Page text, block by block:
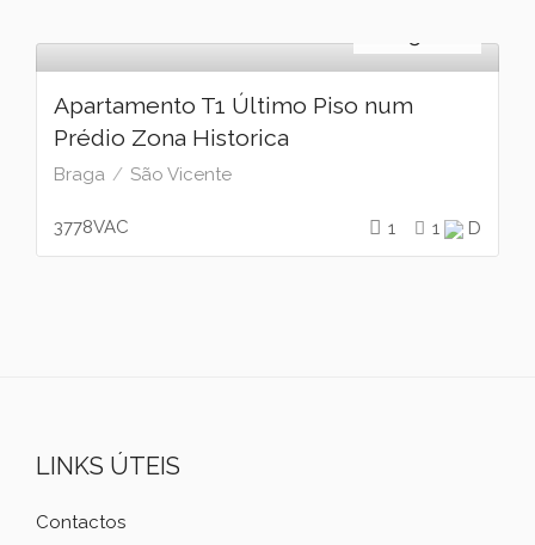
Apartamento T1 Último Piso num
Prédio Zona Historica
Braga São Vicente
3778VAC 1 1 D
LINKS ÚTEIS
Contactos